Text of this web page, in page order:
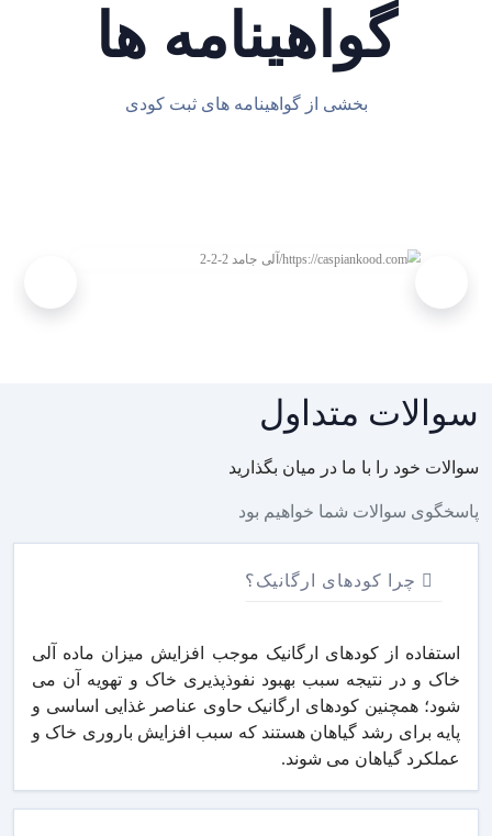
گواهینامه ها
بخشی از گواهینامه های ثبت کودی
سوالات متداول
سوالات خود را با ما در میان بگذارید
پاسخگوی سوالات شما خواهیم بود
چرا کودهای ارگانیک؟
استفاده از کودهای ارگانیک موجب افزایش میزان ماده آلی
خاک و در نتیجه سبب بهبود نفوذپذیری خاک و تهویه آن می
شود؛ همچنین کودهای ارگانیک حاوی عناصر غذایی اساسی و
پایه برای رشد گیاهان هستند که سبب افزایش باروری خاک و
عملکرد گیاهان می شوند.